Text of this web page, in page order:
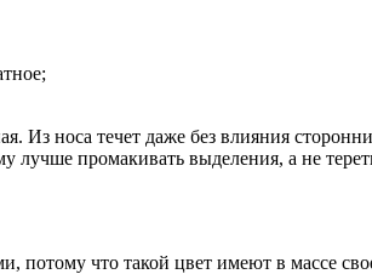
Из носа течет даже без влияния
лучше промакивать выделения, а не
потому что такой цвет имеют в массе